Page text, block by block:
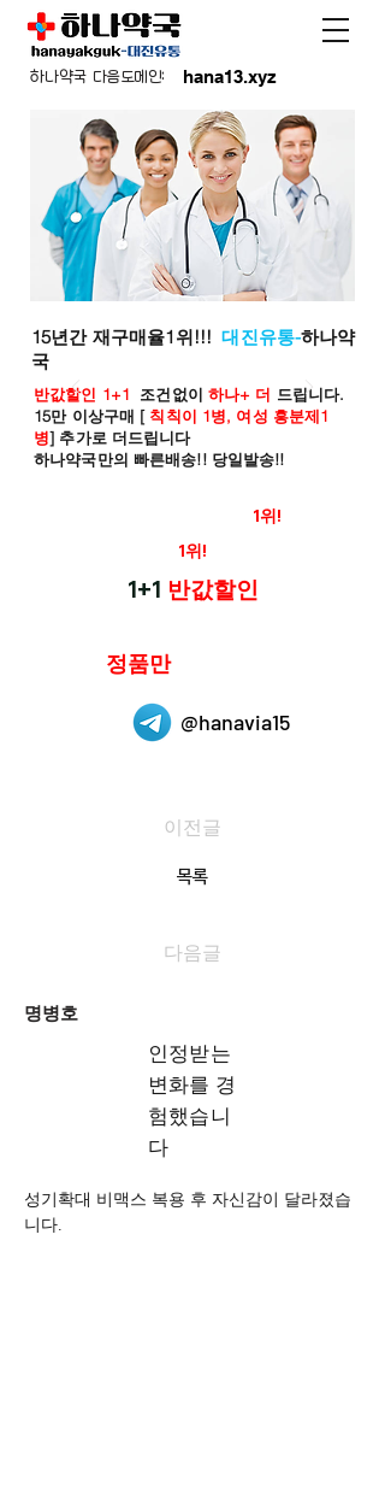
hana13.xyz
하나약국 다음도메인:
15년간 재구매율1위!!!대진유통-하나약
국
반값할인 1+1 조건없이 하나+ 더 드립니다.
15만 이상구매 [ 칙칙이 1병, 여성 흥분제1
병] 추가로 더드립니다
하나약국만의 빠른배송!! 당일발송!!
1위!
1위!
1+1 반값할인
정품만
@hanavia15
이전글
목록
다음글
명병호
인정받는
변화를 경
험했습니
다
성기확대 비맥스 복용 후 자신감이 달라졌습
니다.